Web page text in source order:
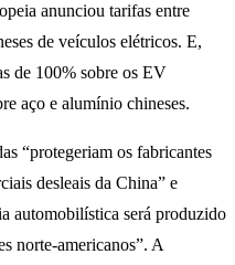
anunciou tarifas entre
de veículos elétricos. E,
de 100% sobre os EV
aço e alumínio chineses.
“protegeriam os fabricantes
desleais da China” e
automobilística será produzido
norte-americanos”. A